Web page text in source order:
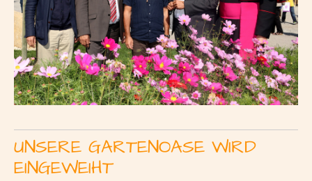
UNSERE GARTENOASE WIRD
EINGEWEIHT